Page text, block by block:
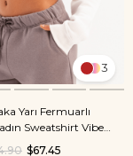
3
Yarı Fermuarlı
Sweatshirt Vibe
$67.45